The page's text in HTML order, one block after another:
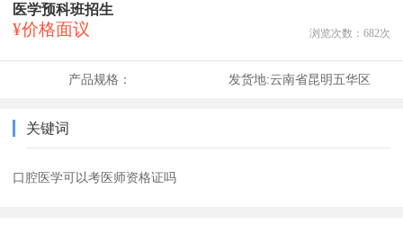
医学预科班招生
¥价格面议 浏览次数： 682次
产品规格： 发货地:云南省昆明五华区
关键词
口腔医学可以考医师资格证吗